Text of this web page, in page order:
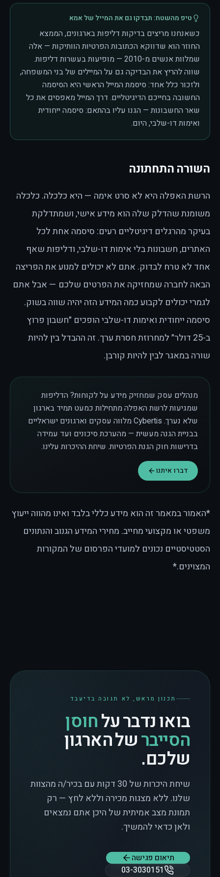
טיפ מהשטח: תבדקו גם את המייל של אמא
כשאנחנו מריצים בדיקות דליפות בארגונים, הממצא
החוזר הוא שדווקא הכתובות הפרטיות הוותיקות — אלה
שמלוות אנשים מ-2010 — מופיעות בעשרות דליפות.
שווה להריץ את הבדיקה גם על המיילים של בני המשפחה,
ולזכור כלל אחד: סיסמת המייל הראשי היא הסיסמה
החשובה בחייכם הדיגיטליים. דרך המייל מאפסים את כל
שאר החשבונות — הגנו עליו בהתאם: סיסמה ייחודית
ואימות דו-שלבי, היום.
השורה התחתונה
הרשת האפלה היא לא סרט אימה — היא כלכלה. כלכלה
משומנת שהדלק שלה הוא מידע אישי, ושמתדלקת
בעיקר מהרגלים דיגיטליים רעים: סיסמה אחת לכל
האתרים, חשבונות בלי אימות דו-שלבי, ודליפות שאף
אחד לא טרח לבדוק. אתם לא יכולים למנוע את הפריצה
הבאה לחברה שמחזיקה את הפרטים שלכם — אבל אתם
לגמרי יכולים לקבוע כמה המידע הזה יהיה שווה בשוק.
סיסמה ייחודית ואימות דו-שלבי הופכים ״חשבון פרוץ
ב-25 דולר״ למחרוזת חסרת ערך. זה ההבדל בין להיות
שורה במאגר לבין להיות קורבן.
מנהלים עסק שמחזיק מידע על לקוחות? הדליפות
שמגיעות לרשת האפלה מתחילות כמעט תמיד בארגון
שלא נערך. Cybertis מלווה עסקים וארגונים ישראליים
בבניית הגנה מעשית — מהערכת סיכונים ועד עמידה
בדרישות חוק הגנת הפרטיות. שיחת ההיכרות עלינו.
דברו איתנו
*האמור במאמר זה הוא מידע כללי בלבד ואינו מהווה ייעוץ
משפטי או מקצועי מחייב. מחירי המידע הגנוב והנתונים
הסטטיסטיים נכונים למועדי הפרסום של המקורות
המצוינים.*
תכנון מראש, לא תגובה בדיעבד
בואו נדבר על חוסן
הסייבר של הארגון
שלכם.
שיחת היכרות של 30 דקות עם בכיר/ה מהצוות
שלנו. ללא מצגות מכירה וללא לחץ — רק
תמונת מצב אמיתית של היכן אתם נמצאים
ולאן כדאי להמשיך.
תיאום פגישה
03-3030151